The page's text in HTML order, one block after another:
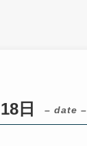
日 – date –